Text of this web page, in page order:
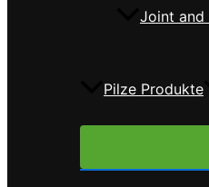
Joint and
Pilze Produkte